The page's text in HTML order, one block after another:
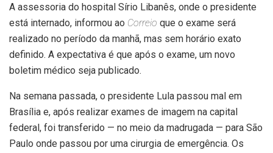
A assessoria do hospital Sírio Libanês, onde o presidente
está internado, informou ao Correio que o exame será
realizado no período da manhã, mas sem horário exato
definido. A expectativa é que após o exame, um novo
boletim médico seja publicado.
Na semana passada, o presidente Lula passou mal em
Brasília e, após realizar exames de imagem na capital
federal, foi transferido — no meio da madrugada — para São
Paulo onde passou por uma cirurgia de emergência. Os